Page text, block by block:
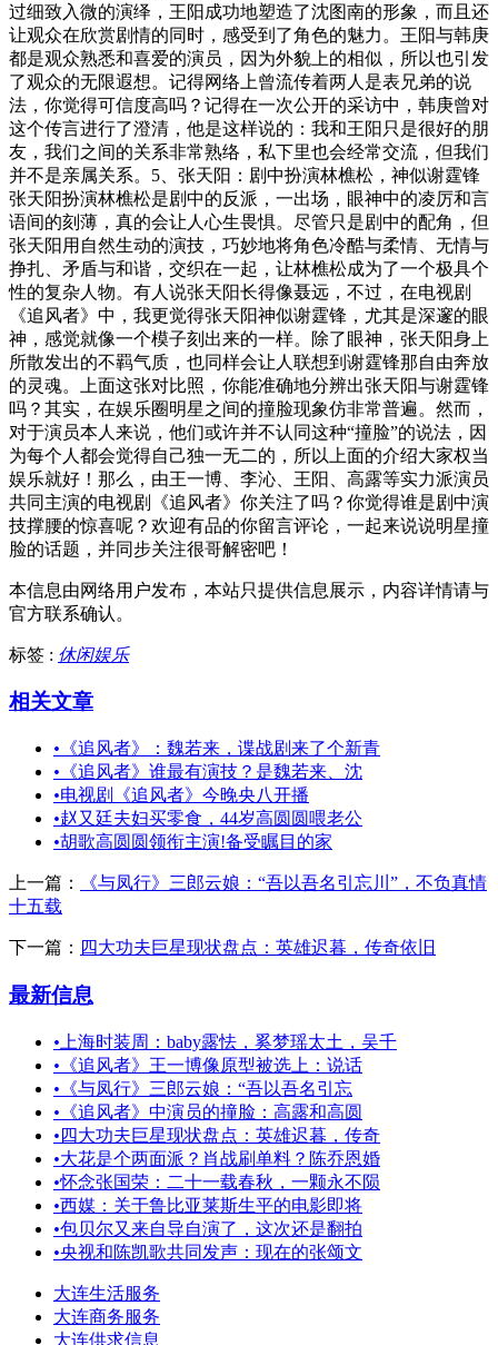
过细致入微的演绎，王阳成功地塑造了沈图南的形象，而且还
让观众在欣赏剧情的同时，感受到了角色的魅力。王阳与韩庚
都是观众熟悉和喜爱的演员，因为外貌上的相似，所以也引发
了观众的无限遐想。记得网络上曾流传着两人是表兄弟的说
法，你觉得可信度高吗？记得在一次公开的采访中，韩庚曾对
这个传言进行了澄清，他是这样说的：我和王阳只是很好的朋
友，我们之间的关系非常熟络，私下里也会经常交流，但我们
并不是亲属关系。5、张天阳：剧中扮演林樵松，神似谢霆锋
张天阳扮演林樵松是剧中的反派，一出场，眼神中的凌厉和言
语间的刻薄，真的会让人心生畏惧。尽管只是剧中的配角，但
张天阳用自然生动的演技，巧妙地将角色冷酷与柔情、无情与
挣扎、矛盾与和谐，交织在一起，让林樵松成为了一个极具个
性的复杂人物。有人说张天阳长得像聂远，不过，在电视剧
《追风者》中，我更觉得张天阳神似谢霆锋，尤其是深邃的眼
神，感觉就像一个模子刻出来的一样。除了眼神，张天阳身上
所散发出的不羁气质，也同样会让人联想到谢霆锋那自由奔放
的灵魂。上面这张对比照，你能准确地分辨出张天阳与谢霆锋
吗？其实，在娱乐圈明星之间的撞脸现象仿非常普遍。然而，
对于演员本人来说，他们或许并不认同这种“撞脸”的说法，因
为每个人都会觉得自己独一无二的，所以上面的介绍大家权当
娱乐就好！那么，由王一博、李沁、王阳、高露等实力派演员
共同主演的电视剧《追风者》你关注了吗？你觉得谁是剧中演
技撑腰的惊喜呢？欢迎有品的你留言评论，一起来说说明星撞
脸的话题，并同步关注很哥解密吧！
本信息由网络用户发布， 本站只提供信息展示，内容详情请与
官方联系确认。
标签 : 休闲娱乐
相关文章
• 《追风者》：魏若来，谍战剧来了个新青
• 《追风者》谁最有演技？是魏若来、沈
•电视剧《追风者》今晚央八开播
•赵又廷夫妇买零食，44岁高圆圆喂老公
•胡歌高圆圆领衔主演!备受瞩目的家
上一篇：
《与凤行》三郎云娘：“吾以吾名引忘川”，不负真情
十五载
下一篇： 四大功夫巨星现状盘点：英雄迟暮，传奇依旧
最新信息
• 上海时装周：baby露怯，奚梦瑶太土，吴千
• 《追风者》王一博像原型被选上：说话
• 《与凤行》三郎云娘：“吾以吾名引忘
• 《追风者》中演员的撞脸：高露和高圆
• 四大功夫巨星现状盘点：英雄迟暮，传奇
•大花是个两面派？肖战刷单料？陈乔恩婚
•怀念张国荣：二十一载春秋，一颗永不陨
•西媒：关于鲁比亚莱斯生平的电影即将
•包贝尔又来自导自演了，这次还是翻拍
•央视和陈凯歌共同发声：现在的张颂文
大连生活服务
大连商务服务
大连供求信息